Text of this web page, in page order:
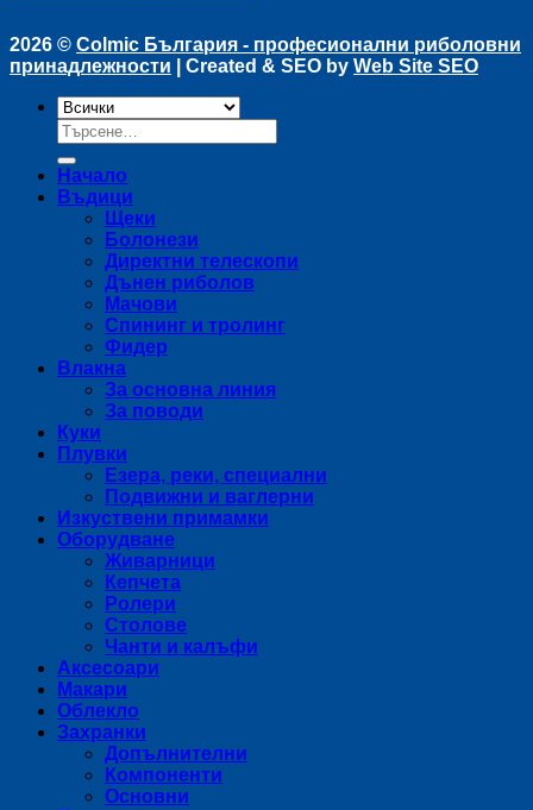
2026 © Colmic България - професионални риболовни
принадлежности | Created & SEO by Web Site SEO
Търсене
за:
Начало
Въдици
Щеки
Болонези
Директни телескопи
Дънен риболов
Мачови
Спининг и тролинг
Фидер
Влакна
За основна линия
За поводи
Куки
Плувки
Езера, реки, специални
Подвижни и ваглерни
Изкуствени примамки
Оборудване
Живарници
Кепчета
Ролери
Столове
Чанти и калъфи
Аксесоари
Макари
Облекло
Захранки
Допълнителни
Компоненти
Основни